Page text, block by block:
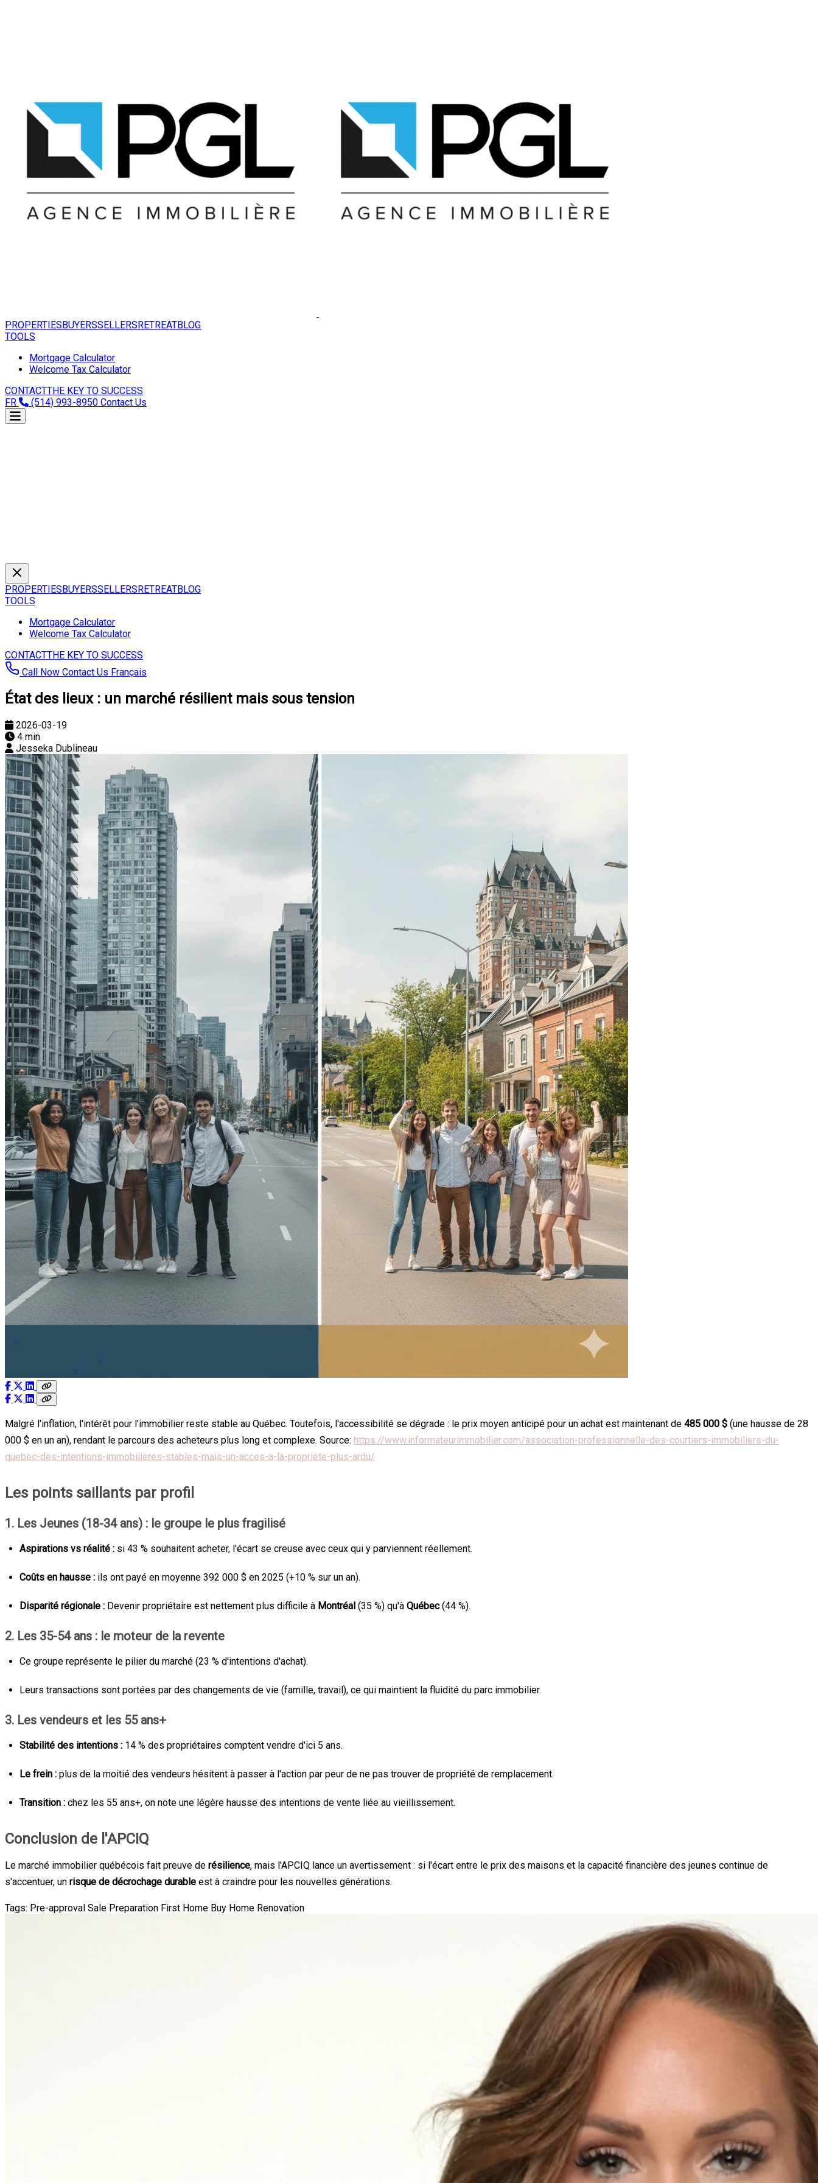
PROPERTIESBUYERSSELLERSRETREATBLOG
TOOLS
Mortgage Calculator
Welcome Tax Calculator
CONTACTTHE KEY TO SUCCESS
FR
(514) 993-8950 Contact Us
PROPERTIESBUYERSSELLERSRETREATBLOG
TOOLS
Mortgage Calculator
Welcome Tax Calculator
CONTACTTHE KEY TO SUCCESS
Call Now Contact Us Français
État des lieux : un marché résilient mais sous tension
2026-03-19
4 min
Jesseka Dublineau
Malgré l'inflation, l'intérêt pour l'immobilier reste stable au Québec. Toutefois, l'accessibilité se dégrade : le prix moyen anticipé pour un achat est maintenant de 485 000 $ (une hausse de 28
000 $ en un an), rendant le parcours des acheteurs plus long et complexe. Source: https://www.informateurimmobilier.com/association-professionnelle-des-courtiers-immobiliers-du-
quebec-des-intentions-immobilieres-stables-mais-un-acces-a-la-propriete-plus-ardu/
Les points saillants par profil
1. Les Jeunes (18-34 ans) : le groupe le plus fragilisé
Aspirations vs réalité : si 43 % souhaitent acheter, l'écart se creuse avec ceux qui y parviennent réellement.
Coûts en hausse : ils ont payé en moyenne 392 000 $ en 2025 (+10 % sur un an).
Disparité régionale : Devenir propriétaire est nettement plus difficile à Montréal (35 %) qu'à Québec(44 %).
2. Les 35-54 ans : le moteur de la revente
Ce groupe représente le pilier du marché (23 % d'intentions d'achat).
Leurs transactions sont portées par des changements de vie (famille, travail), ce qui maintient la fluidité du parc immobilier.
3. Les vendeurs et les 55 ans+
Stabilité des intentions : 14 % des propriétaires comptent vendre d'ici 5 ans.
Le frein : plus de la moitié des vendeurs hésitent à passer à l'action par peur de ne pas trouver de propriété de remplacement.
Transition : chez les 55 ans+, on note une légère hausse des intentions de vente liée au vieillissement.
Conclusion de l'APCIQ
Le marché immobilier québécois fait preuve de résilience, mais l'APCIQ lance un avertissement : si l'écart entre le prix des maisons et la capacité financière des jeunes continue de
s'accentuer, un risque de décrochage durable est à craindre pour les nouvelles générations.
Tags: Pre-approval Sale Preparation First Home Buy Home Renovation